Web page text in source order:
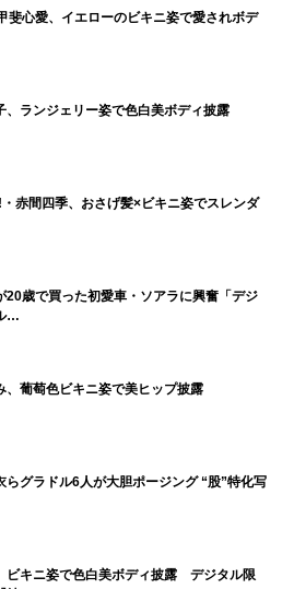
スタジオで見守っていた飯豊ま
っと見たい！」と思わず叫んでし
を聞かれると、飯豊は「こうす
ゃべっても反応しても、俳優さん
する！」とコメント。
なりが怪しい…作ってない風に
いなって思わないから怪しい」と
斐心愛、イエローのビキニ姿で愛されボデ
、ランジェリー姿で色白美ボディ披露
赤間四季、おさげ髪×ビキニ姿でスレンダ
20歳で買った初愛車・ソアラに興奮「デジ
…
、葡萄色ビキニ姿で美ヒップ披露
らグラドル6人が大胆ポージング “股”特化写
ビキニ姿で色白美ボディ披露 デジタル限